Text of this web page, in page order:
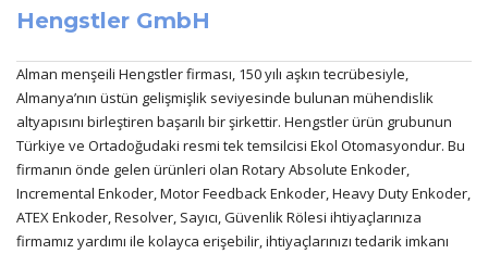
Hengstler GmbH
Alman menşeili Hengstler firması, 150 yılı aşkın tecrübesiyle,
Almanya’nın üstün gelişmişlik seviyesinde bulunan mühendislik
altyapısını birleştiren başarılı bir şirkettir. Hengstler ürün grubunun
Türkiye ve Ortadoğudaki resmi tek temsilcisi Ekol Otomasyondur. Bu
firmanın önde gelen ürünleri olan Rotary Absolute Enkoder,
Incremental Enkoder, Motor Feedback Enkoder, Heavy Duty Enkoder,
ATEX Enkoder, Resolver, Sayıcı, Güvenlik Rölesi ihtiyaçlarınıza
firmamız yardımı ile kolayca erişebilir, ihtiyaçlarınızı tedarik imkanı